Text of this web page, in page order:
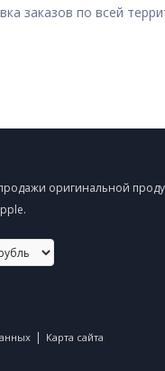
заказов по всей
оригинальной
| Карта сайта